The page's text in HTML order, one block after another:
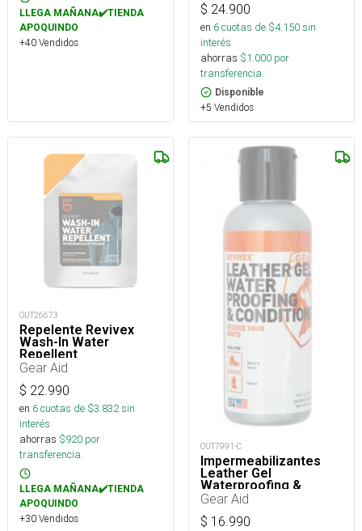
LLEGA MAÑANA✔️TIENDA
APOQUINDO
+40 Vendidos
$ 24.900
en 6cuotas de $4.150sin
interés
ahorras $1.000 por
transferencia.
Disponible
+5 Vendidos
OUT26673
Repelente Revivex
Wash-In Water
Repellent
Gear Aid
$ 22.990
en 6cuotas de $3.832sin
interés
ahorras $920 por
transferencia.
LLEGA MAÑANA✔️TIENDA
APOQUINDO
+30 Vendidos
OUT7991-C
Impermeabilizantes
Leather Gel
Waterproofing &
Conditioner
Gear Aid
$ 16.990